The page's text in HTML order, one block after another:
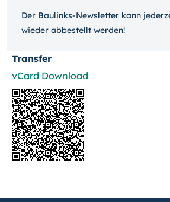
Der Baulinks-Newsletter kann
wieder ab­bestellt werden!
Transfer
vCard Download